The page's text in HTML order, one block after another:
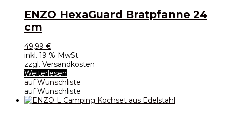
ENZO HexaGuard Bratpfanne 24
cm
49,99 €
inkl. 19 % MwSt.
zzgl. Versandkosten
Weiterlesen
auf Wunschliste
auf Wunschliste